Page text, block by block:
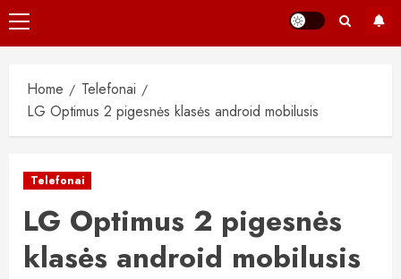
Primary
Menu
Home
Telefonai
LG Optimus 2 pigesnės klasės android mobilusis
Telefonai
LG Optimus 2 pigesnės
klasės android mobilusis